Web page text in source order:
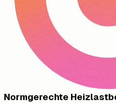
Normgerechte